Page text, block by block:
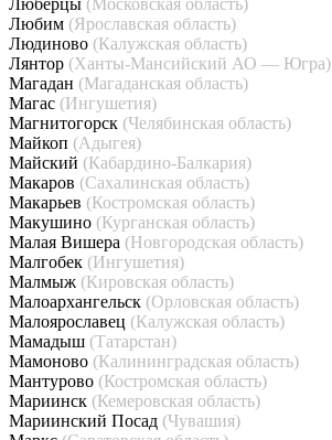
Люберцы (Московская область)
Любим (Ярославская область)
Людиново (Калужская область)
Лянтор (Ханты-Мансийский АО — Югра)
Магадан (Магаданская область)
Магас (Ингушетия)
Магнитогорск (Челябинская область)
Майкоп (Адыгея)
Майский (Кабардино-Балкария)
Макаров (Сахалинская область)
Макарьев (Костромская область)
Макушино (Курганская область)
Малая Вишера (Новгородская область)
Малгобек (Ингушетия)
Малмыж (Кировская область)
Малоархангельск (Орловская область)
Малоярославец (Калужская область)
Мамадыш (Татарстан)
Мамоново (Калининградская область)
Мантурово (Костромская область)
Мариинск (Кемеровская область)
Мариинский Посад (Чувашия)